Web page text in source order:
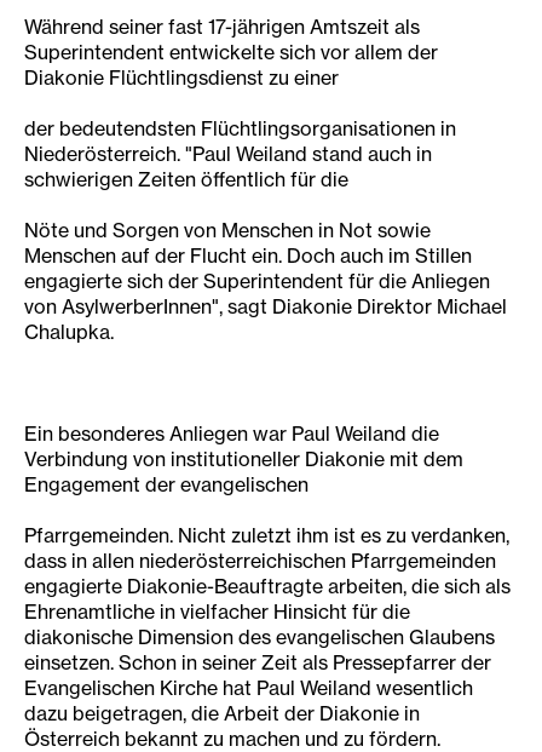
Während seiner fast 17-jährigen Amtszeit als
Superintendent entwickelte sich vor allem der
Diakonie Flüchtlingsdienst zu einer
der bedeutendsten Flüchtlingsorganisationen in
Niederösterreich. "Paul Weiland stand auch in
schwierigen Zeiten öffentlich für die
Nöte und Sorgen von Menschen in Not sowie
Menschen auf der Flucht ein. Doch auch im Stillen
engagierte sich der Superintendent für die Anliegen
von AsylwerberInnen", sagt Diakonie Direktor Michael
Chalupka.
Ein besonderes Anliegen war Paul Weiland die
Verbindung von institutioneller Diakonie mit dem
Engagement der evangelischen
Pfarrgemeinden. Nicht zuletzt ihm ist es zu verdanken,
dass in allen niederösterreichischen Pfarrgemeinden
engagierte Diakonie-Beauftragte arbeiten, die sich als
Ehrenamtliche in vielfacher Hinsicht für die
diakonische Dimension des evangelischen Glaubens
einsetzen. Schon in seiner Zeit als Pressepfarrer der
Evangelischen Kirche hat Paul Weiland wesentlich
dazu beigetragen, die Arbeit der Diakonie in
Österreich bekannt zu machen und zu fördern.